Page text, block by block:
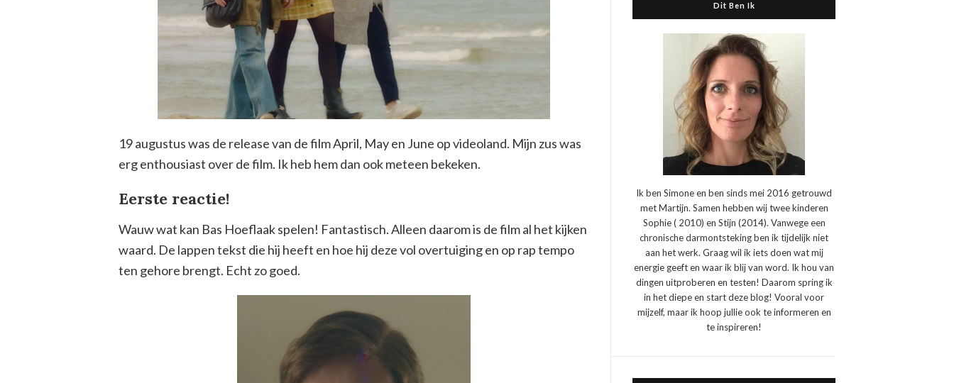
19 augustus was de release van de film April, May en June op videoland. Mijn zus was
erg enthousiast over de film. Ik heb hem dan ook meteen bekeken.
Eerste reactie!
Wauw wat kan Bas Hoeflaak spelen! Fantastisch. Alleen daarom is de film al het kijken
waard. De lappen tekst die hij heeft en hoe hij deze vol overtuiging en op rap tempo
ten gehore brengt. Echt zo goed.
Dit Ben Ik
Ik ben Simone en ben sinds mei 2016 getrouwd
met Martijn. Samen hebben wij twee kinderen
Sophie ( 2010) en Stijn (2014). Vanwege een
chronische darmontsteking ben ik tijdelijk niet
aan het werk. Graag wil ik iets doen wat mij
energie geeft en waar ik blij van word. Ik hou van
dingen uitproberen en testen! Daarom spring ik
in het diepe en start deze blog! Vooral voor
mijzelf, maar ik hoop jullie ook te informeren en
te inspireren!